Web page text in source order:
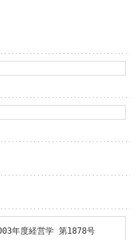
年度経営学 第1878号